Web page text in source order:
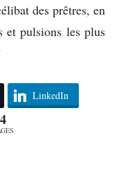
des prêtres, en
et pulsions les plus
LinkedIn